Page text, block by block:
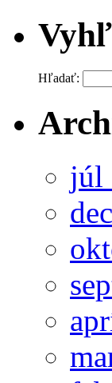
Hľadať:
júl